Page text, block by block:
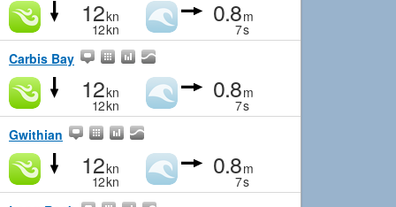
12kn
12kn
0.8m
7s
Carbis Bay
12kn
12kn
0.8m
7s
Gwithian
12kn
12kn
0.8m
7s